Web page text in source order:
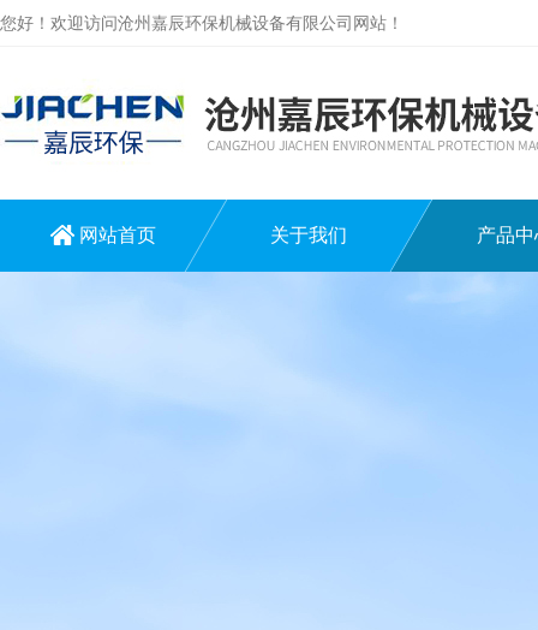
您好！欢迎访问沧州嘉辰环保机械设备有限公司网站！
网站首页 关于我们 产品中